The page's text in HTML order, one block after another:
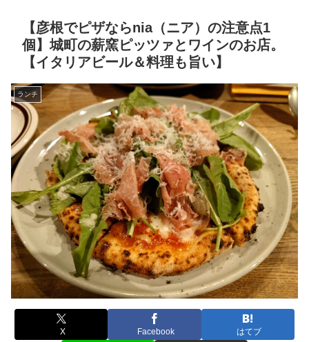
【彦根でピザならnia（ニア）の注意点1
個】城町の薪窯ピッツァとワインのお店。
【イタリアビール＆料理も旨い】
ランチ
X Facebook はてブ